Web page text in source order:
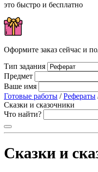
это быстро и бесплатно
Оформите заказ сейчас и
Тип задания
Предмет
Ваше имя
Готовые работы /Рефераты
Сказки и сказочники
Что найти?
Сказки и